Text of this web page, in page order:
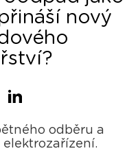
nový
odběru a